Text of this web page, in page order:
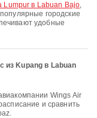
Lumpur в Labuan Bajo,
городские
удобные
из Kupang в Labuan
и сравнить